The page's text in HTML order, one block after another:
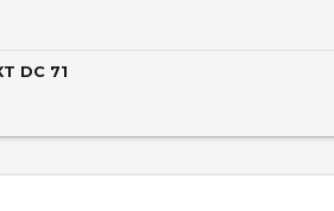
DC 71